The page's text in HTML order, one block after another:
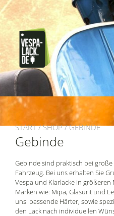
Zum
Inhalt
springen
START/SHOP/ GEBINDE
Gebinde
Gebinde sind praktisch bei
Fahrzeug. Bei uns erhalten Sie
Vespa und Klarlacke in
Marken wie: Mipa, Glasurit und
uns passende Härter, sowie
den Lack nach individuellen